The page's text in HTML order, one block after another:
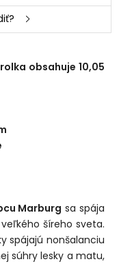
obsahuje 10,05
Marburg sa spája
šíreho sveta.
spájajú nonšalanciu
súhry lesky a matu,